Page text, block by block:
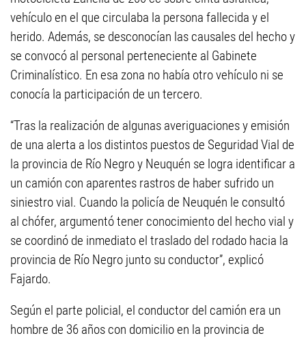
vehículo en el que circulaba la persona fallecida y el
herido. Además, se desconocían las causales del hecho y
se convocó al personal perteneciente al Gabinete
Criminalístico. En esa zona no había otro vehículo ni se
conocía la participación de un tercero.
“Tras la realización de algunas averiguaciones y emisión
de una alerta a los distintos puestos de Seguridad Vial de
la provincia de Río Negro y Neuquén se logra identificar a
un camión con aparentes rastros de haber sufrido un
siniestro vial. Cuando la policía de Neuquén le consultó
al chófer, argumentó tener conocimiento del hecho vial y
se coordinó de inmediato el traslado del rodado hacia la
provincia de Río Negro junto su conductor”, explicó
Fajardo.
Según el parte policial, el conductor del camión era un
hombre de 36 años con domicilio en la provincia de